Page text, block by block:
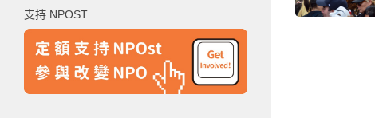
字:
支持 NPOST